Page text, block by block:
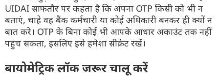
UIDAI साफतौर पर कहता है कि अपना OTP किसी को भी न
बताएं, चाहे वह बैंक कर्मचारी या कोई अधिकारी बनकर ही क्यों न
बात करे। OTP के बिना कोई भी आपके आधार अकाउंट तक नहीं
पहुंच सकता, इसलिए इसे हमेशा सीक्रेट रखें।
बायोमेट्रिक लॉक जरूर चालू करें